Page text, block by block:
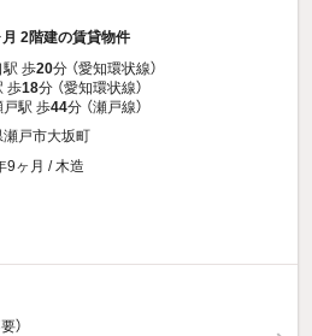
2階建の賃貸物件
駅 歩20分 （愛知環状線）
歩18分 （愛知環状線）
戸駅 歩44分 （瀬戸線）
瀬戸市大坂町
9ヶ月 / 木造
）